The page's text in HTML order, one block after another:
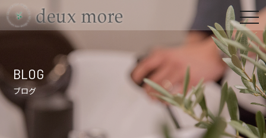
BLOG
ブログ